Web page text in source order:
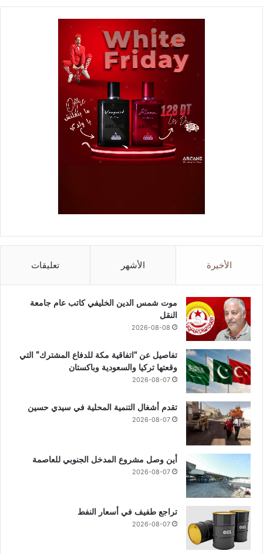
الأخيرة الأشهر تعليقات
موت شمس الدين الخليفي كاتب عام جامعة
النقل
2026-08-08
تفاصيل عن “اتفاقية مكة للدفاع المشترك” التي
وقعتها تركيا والسعودية وباكستان
2026-08-07
تقدم أشغال التنمية المحلية في سيدي حسين
2026-08-07
أين وصل مشروع المدخل الجنوبي للعاصمة
2026-08-07
تراجع طفيف في أسعار النفط
2026-08-07